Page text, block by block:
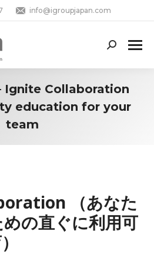
info@igroupjapan.com
Search:
Ignite Collaboration
education for your
team
（あなた
の直ぐに利用可